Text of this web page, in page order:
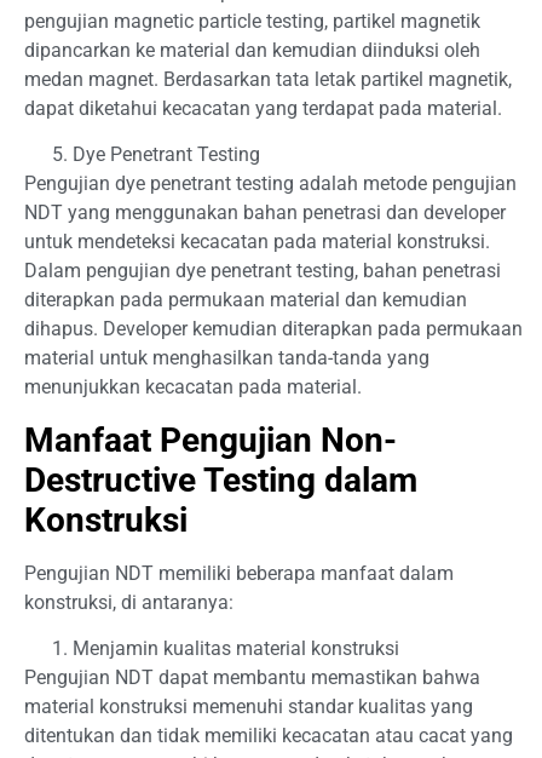
pengujian magnetic particle testing, partikel magnetik
dipancarkan ke material dan kemudian diinduksi oleh
medan magnet. Berdasarkan tata letak partikel magnetik,
dapat diketahui kecacatan yang terdapat pada material.
Dye Penetrant Testing
Pengujian dye penetrant testing adalah metode pengujian
NDT yang menggunakan bahan penetrasi dan developer
untuk mendeteksi kecacatan pada material konstruksi.
Dalam pengujian dye penetrant testing, bahan penetrasi
diterapkan pada permukaan material dan kemudian
dihapus. Developer kemudian diterapkan pada permukaan
material untuk menghasilkan tanda-tanda yang
menunjukkan kecacatan pada material.
Manfaat Pengujian Non-
Destructive Testing dalam
Konstruksi
Pengujian NDT memiliki beberapa manfaat dalam
konstruksi, di antaranya:
Menjamin kualitas material konstruksi
Pengujian NDT dapat membantu memastikan bahwa
material konstruksi memenuhi standar kualitas yang
ditentukan dan tidak memiliki kecacatan atau cacat yang